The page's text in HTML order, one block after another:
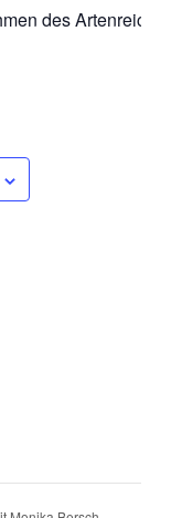
des Artenreich-